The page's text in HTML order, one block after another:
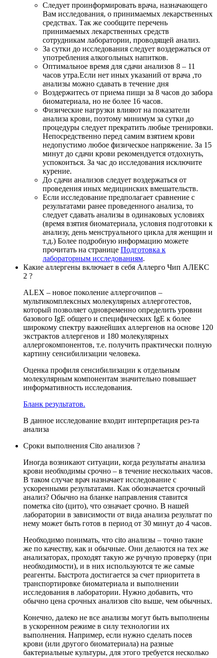
Следует проинформировать врача, назначающего
Вам исследования, о принимаемых лекарственных
средствах. Так же сообщите перечень
принимаемых лекарственных средств
сотрудникам лаборатории, проводящей анализ.
За сутки до исследования следует воздержаться от
употребления алкогольных напитков.
Оптимальное время для сдачи анализов 8 – 11
часов утра.Если нет иных указаний от врача ,то
анализы можно сдавать в течение дня
Воздержитесь от приема пищи за 8 часов до забора
биоматериала, но не более 16 часов.
Физические нагрузки влияют на показатели
анализа крови, поэтому минимум за сутки до
процедуры следует прекратить любые тренировки.
Непосредственно перед самим взятием крови
недопустимо любое физическое напряжение. За 15
минут до сдачи крови рекомендуется отдохнуть,
успокоиться. За час до исследования исключите
курение.
До сдачи анализов следует воздержаться от
проведения иных медицинских вмешательств.
Если исследование предполагает сравнение с
результатами ранее проведенного анализа, то
следует сдавать анализы в одинаковых условиях
(время взятия биоматериала, условия подготовки к
анализу, день менструального цикла для женщин и
т.д.) Более подробную информацию можете
прочитать на странице Подготовка к
лабораторным исследованиям.
Какие аллергены включает в себя Аллерго Чип АЛЕКС
2 ?
ALEX – новое поколение аллергочипов –
мультикомплексных молекулярных аллерготестов,
который позволяет одновременно определить уровни
базового IgE общего и специфических IgE к более
широкому спектру важнейших аллергенов на основе 120
экстрактов аллергенов и 180 молекулярных
аллергокомпонентов, т.е. получить практически полную
картину сенсибилизации человека.
Оценка профиля сенсибилизации к отдельным
молекулярным компонентам значительно повышает
информативность исследования.
Бланк результатов.
В данное исследование входит интерпретация рез-та
анализа
Сроки выполнения Cito анализов ?
Иногда возникают ситуации, когда результаты анализа
крови необходимы срочно – в течение нескольких часов.
В таком случае врач назначает исследование с
ускоренными результатами. Как обозначается срочный
анализ? Обычно на бланке направления ставится
пометка cito (цито), что означает срочно. В нашей
лаборатории в зависимости от вида анализа результат по
нему может быть готов в период от 30 минут до 4 часов.
Необходимо понимать, что cito анализы – точно такие
же по качеству, как и обычные. Они делаются на тех же
анализаторах, проходят такую же ручную проверку (при
необходимости), и в них используются те же самые
реагенты. Быстрота достигается за счет приоритета в
транспортировке биоматериала и выполнении
исследования в лаборатории. Нужно добавить, что
обычно цена срочных анализов cito выше, чем обычных.
Конечно, далеко не все анализы могут быть выполнены
в ускоренном режиме в силу технологии их
выполнения. Например, если нужно сделать посев
крови (или другого биоматериала) на разные
бактериальные культуры, для этого требуется несколько